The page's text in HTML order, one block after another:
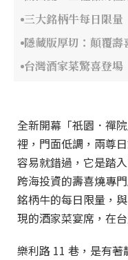
三大銘柄牛每日限量
隱藏版厚切：顛覆壽
台灣酒家菜驚喜登場
全新開幕「祇園．禪
裡，門面低調，兩尊
容易就錯過，它是踏
跨海投資的壽喜燒專
銘柄牛的每日限量，
現的酒家菜宴席，在
樂利路 11 巷，是有